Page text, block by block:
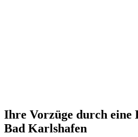
Ihre Vorzüge durch eine
Bad Karlshafen